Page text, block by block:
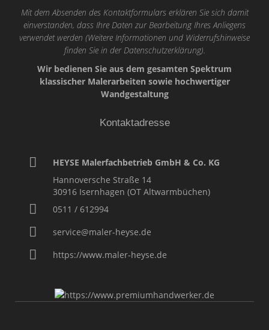
Mit dem Absenden des Kontaktformulars erklären Sie sich damit
einverstanden, dass Ihre Daten zur Bearbeitung Ihres Anliegens
verwendet werden (Weitere Informationen und Widerrufshinweise
finden Sie in der Datenschutzerklärung).
Wir bedienen Sie aus dem gesamten Spektrum
klassischer Malerarbeiten sowie hochwertiger
Wandgestaltung
Kontaktadresse
HEYSE Malerfachbetrieb GmbH & Co. KG
Hannoversche Straße 14
30916 Isernhagen (OT Altwarmbüchen)
0511 / 612994
service@maler-heyse.de
https://www.maler-heyse.de